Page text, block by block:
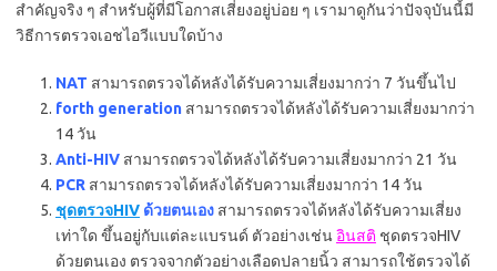
สำคัญจริง ๆ สำหรับผู้ที่มีโอกาสเสี่ยงอยู่บ่อย ๆ เรามาดูกันว่าปัจจุบันนี้มี
วิธีการตรวจเอชไอวีแบบใดบ้าง
NAT สามารถตรวจได้หลังได้รับความเสี่ยงมากว่า 7 วันขึ้นไป
forth generation สามารถตรวจได้หลังได้รับความเสี่ยงมากว่า
14 วัน
Anti-HIV สามารถตรวจได้หลังได้รับความเสี่ยงมากว่า 21 วัน
PCR สามารถตรวจได้หลังได้รับความเสี่ยงมากว่า 14 วัน
ชุดตรวจHIV ด้วยตนเอง สามารถตรวจได้หลังได้รับความเสี่ยง
เท่าใด ขึ้นอยู่กับแต่ละแบรนด์ ตัวอย่างเช่นอินสติ ชุดตรวจHIV
ด้วยตนเอง ตรวจจากตัวอย่างเลือดปลายนิ้ว สามารถใช้ตรวจได้